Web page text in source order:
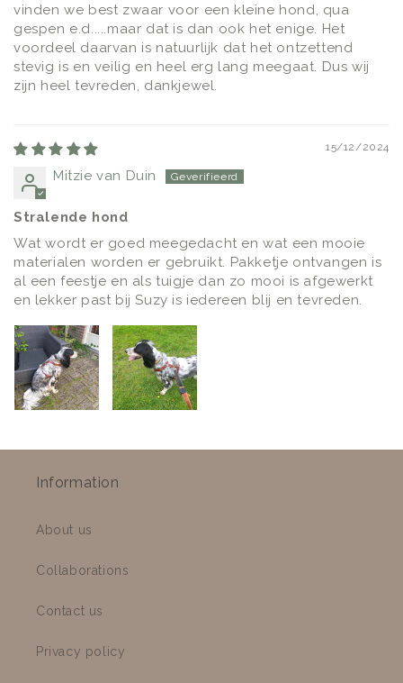
vinden we best zwaar voor een kleine hond, qua
gespen e.d.....maar dat is dan ook het enige. Het
voordeel daarvan is natuurlijk dat het ontzettend
stevig is en veilig en heel erg lang meegaat. Dus wij
zijn heel tevreden, dankjewel.
15/12/2024
Mitzie van Duin
Stralende hond
Wat wordt er goed meegedacht en wat een mooie
materialen worden er gebruikt. Pakketje ontvangen is
al een feestje en als tuigje dan zo mooi is afgewerkt
en lekker past bij Suzy is iedereen blij en tevreden.
Information
About us
Collaborations
Contact us
Privacy policy